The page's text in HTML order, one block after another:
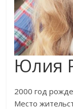
Юлия
2000 год
Место